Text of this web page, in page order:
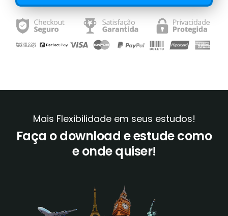
Mais Flexibilidade em seus estudos!
Faça o download e estude como
e onde quiser!